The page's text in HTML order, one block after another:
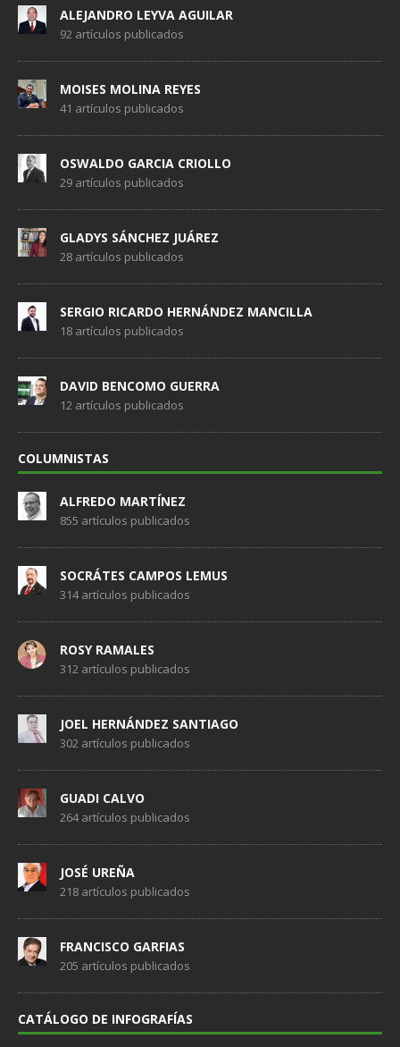
ALEJANDRO LEYVA AGUILAR
92 artículos publicados
MOISES MOLINA REYES
41 artículos publicados
OSWALDO GARCIA CRIOLLO
29 artículos publicados
GLADYS SÁNCHEZ JUÁREZ
28 artículos publicados
SERGIO RICARDO HERNÁNDEZ MANCILLA
18 artículos publicados
DAVID BENCOMO GUERRA
12 artículos publicados
COLUMNISTAS
ALFREDO MARTÍNEZ
855 artículos publicados
SOCRÁTES CAMPOS LEMUS
314 artículos publicados
ROSY RAMALES
312 artículos publicados
JOEL HERNÁNDEZ SANTIAGO
302 artículos publicados
GUADI CALVO
264 artículos publicados
JOSÉ UREÑA
218 artículos publicados
FRANCISCO GARFIAS
205 artículos publicados
CATÁLOGO DE INFOGRAFÍAS